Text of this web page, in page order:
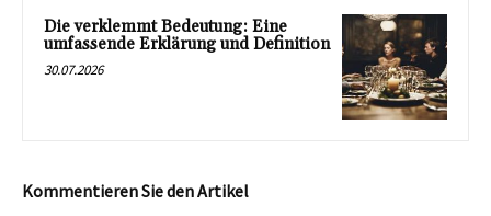
Die verklemmt Bedeutung: Eine
umfassende Erklärung und Definition
30.07.2026
Kommentieren Sie den Artikel